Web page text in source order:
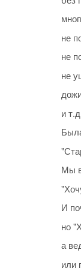
не
не
не
и
Мы
И
но
а
или